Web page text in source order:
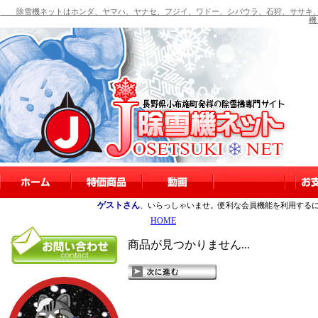
除雪機ネットはホンダ、ヤマハ、ヤナセ、フジイ、ワドー、シバウラ、石狩、ササキ
機
ゲストさん 、いらっしゃいませ。便利な会員機能を利用する
HOME
商品が見つかりません...